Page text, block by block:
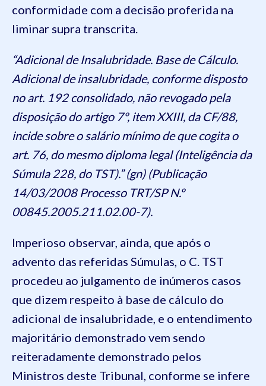
conformidade com a decisão proferida na
liminar supra transcrita.
“Adicional de Insalubridade. Base de Cálculo.
Adicional de insalubridade, conforme disposto
no art. 192 consolidado, não revogado pela
disposição do artigo 7º, item XXIII, da CF/88,
incide sobre o salário mínimo de que cogita o
art. 76, do mesmo diploma legal (Inteligência da
Súmula 228, do TST).” (gn) (Publicação
14/03/2008 Processo TRT/SP N.º
00845.2005.211.02.00-7).
Imperioso observar, ainda, que após o
advento das referidas Súmulas, o C. TST
procedeu ao julgamento de inúmeros casos
que dizem respeito à base de cálculo do
adicional de insalubridade, e o entendimento
majoritário demonstrado vem sendo
reiteradamente demonstrado pelos
Ministros deste Tribunal, conforme se infere